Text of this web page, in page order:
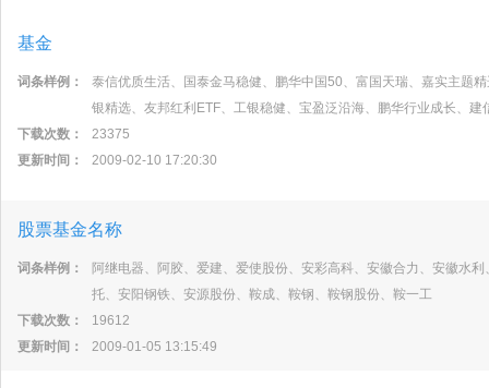
基金
词条样例：
泰信优质生活、国泰金马稳健、鹏华中国50、富国天瑞、嘉实主题
银精选、友邦红利ETF、工银稳健、宝盈泛沿海、鹏华行业成长、建
下载次数：
23375
更新时间：
2009-02-10 17:20:30
股票基金名称
词条样例：
阿继电器、阿胶、爱建、爱使股份、安彩高科、安徽合力、安徽水
托、安阳钢铁、安源股份、鞍成、鞍钢、鞍钢股份、鞍一工
下载次数：
19612
更新时间：
2009-01-05 13:15:49